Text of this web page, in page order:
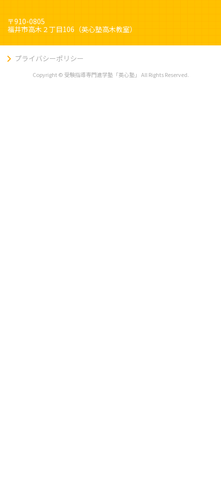
〒910-0805
福井市高木２丁目106（英心塾高木教室）
プライバシーポリシー
Copyright © 受験指導専門進学塾「英心塾」 All Rights Reserved.